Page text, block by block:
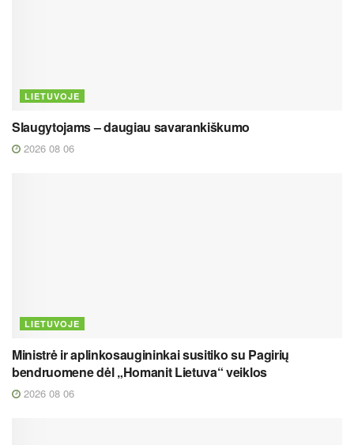
LIETUVOJE
Slaugytojams – daugiau savarankiškumo
2026 08 06
LIETUVOJE
Ministrė ir aplinkosaugininkai susitiko su Pagirių
bendruomene dėl „Homanit Lietuva“ veiklos
2026 08 06